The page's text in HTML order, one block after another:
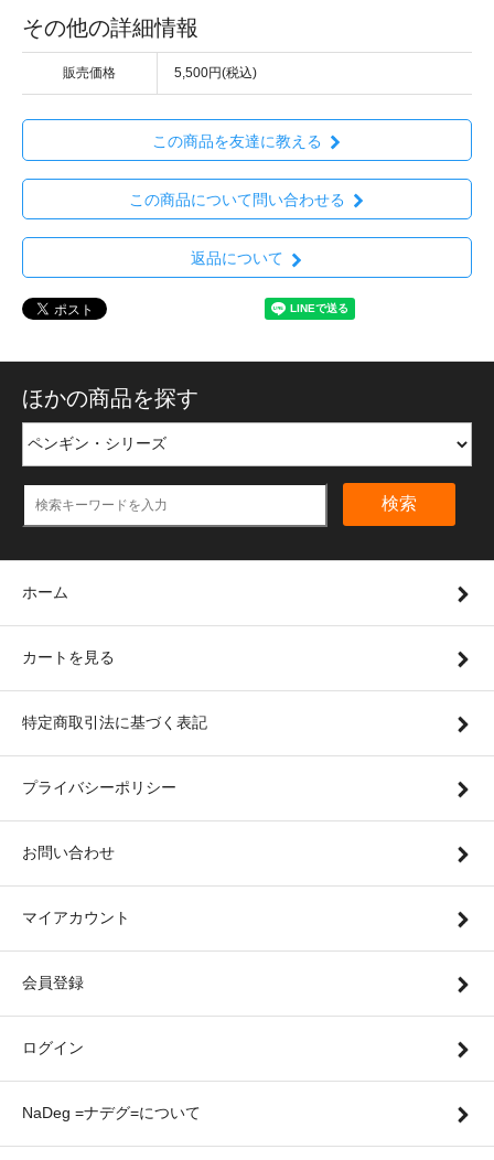
その他の詳細情報
販売価格 5,500円(税込)
この商品を友達に教える
この商品について問い合わせる
返品について
ほかの商品を探す
検索
ホーム
カートを見る
特定商取引法に基づく表記
プライバシーポリシー
お問い合わせ
マイアカウント
会員登録
ログイン
NaDeg =ナデグ=について